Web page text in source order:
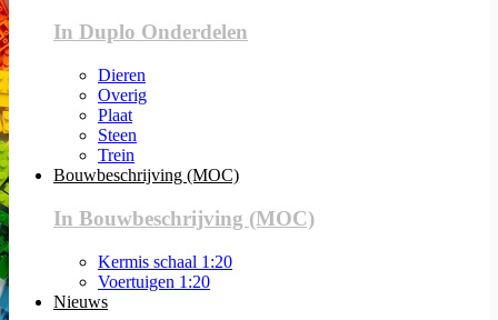
In Duplo Onderdelen
Dieren
Overig
Plaat
Steen
Trein
Bouwbeschrijving (MOC)
In Bouwbeschrijving (MOC)
Kermis schaal 1:20
Voertuigen 1:20
Nieuws